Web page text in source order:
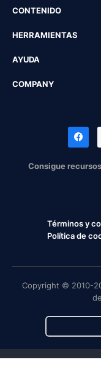
CONTENIDO
HERRAMIENTAS
AYUDA
COMPANY
Consigue
Términos y
Política de
Copyright © 2010-